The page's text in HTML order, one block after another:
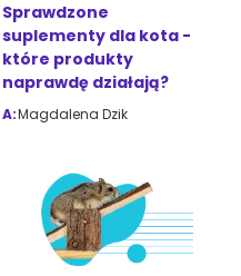
Sprawdzone
suplementy dla kota -
które produkty
naprawdę działają?
A:Magdalena Dzik